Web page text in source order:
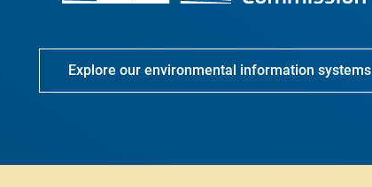
Explore our environmental information systems